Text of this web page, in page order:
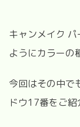
キャンメイク
ようにカラーの
今回はその中で
ドウ17番をご紹